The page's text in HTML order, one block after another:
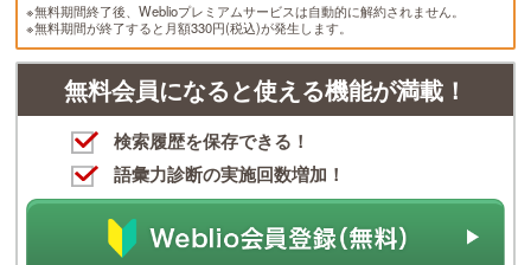
※無料期間終了後、Weblioプレミアムサービスは自動的に解約されません。
※無料期間が終了すると月額330円(税込)が発生します。
無料会員になると使える機能が満載！
検索履歴を保存できる！
語彙力診断の実施回数増加！